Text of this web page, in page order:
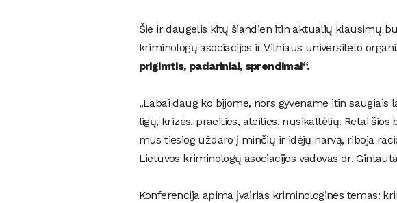
Šie ir daugelis kitų šiandien itin aktualių klausimų
kriminologų asociacijos ir Vilniaus universiteto
prigimtis, padariniai, sprendimai“.
„Labai daug ko bijome, nors gyvename itin
ligų, krizės, praeities, ateities, nusikaltėlių. Retai
mus tiesiog uždaro į minčių ir idėjų narvą, riboja
Lietuvos kriminologų asociacijos vadovas dr.
Konferencija apima įvairias kriminologines temas: